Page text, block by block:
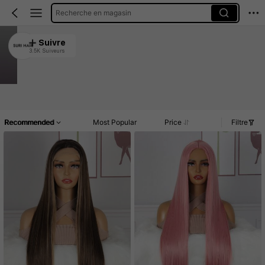
Recherche en magasin
SURI HAIR
4.89
Suivre
3.5K Suiveurs
Recommended Most Popular Price Filtre